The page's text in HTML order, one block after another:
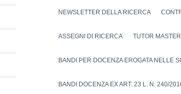
NEWSLETTER DELLA RICERCA
ASSEGNI DI RICERCA TUTOR MASTER
BANDI PER DOCENZA EROGATA NELLE
BANDI DOCENZA EX ART. 23 L. N. 240/